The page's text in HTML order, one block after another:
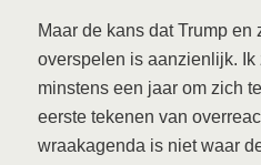
Maar de kans dat Trump en
overspelen is aanzienlijk. Ik
minstens een jaar om zich
eerste tekenen van
wraakagenda is niet waar